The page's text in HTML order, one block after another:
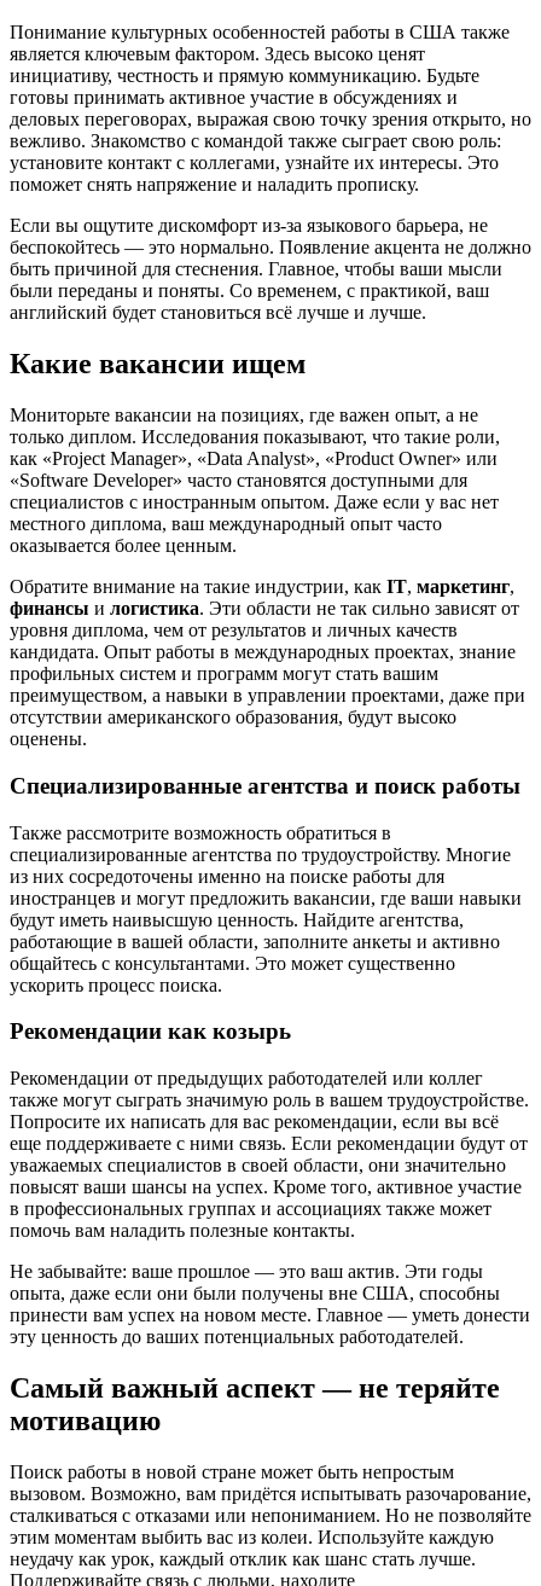
Понимание культурных особенностей работы в США также
является ключевым фактором. Здесь высоко ценят
инициативу, честность и прямую коммуникацию. Будьте
готовы принимать активное участие в обсуждениях и
деловых переговорах, выражая свою точку зрения открыто, но
вежливо. Знакомство с командой также сыграет свою роль:
установите контакт с коллегами, узнайте их интересы. Это
поможет снять напряжение и наладить прописку.
Если вы ощутите дискомфорт из-за языкового барьера, не
беспокойтесь — это нормально. Появление акцента не должно
быть причиной для стеснения. Главное, чтобы ваши мысли
были переданы и поняты. Со временем, с практикой, ваш
английский будет становиться всё лучше и лучше.
Какие вакансии ищем
Мониторьте вакансии на позициях, где важен опыт, а не
только диплом. Исследования показывают, что такие роли,
как «Project Manager», «Data Analyst», «Product Owner» или
«Software Developer» часто становятся доступными для
специалистов с иностранным опытом. Даже если у вас нет
местного диплома, ваш международный опыт часто
оказывается более ценным.
Обратите внимание на такие индустрии, как IT, маркетинг,
финансы и логистика. Эти области не так сильно зависят от
уровня диплома, чем от результатов и личных качеств
кандидата. Опыт работы в международных проектах, знание
профильных систем и программ могут стать вашим
преимуществом, а навыки в управлении проектами, даже при
отсутствии американского образования, будут высоко
оценены.
Специализированные агентства и поиск работы
Также рассмотрите возможность обратиться в
специализированные агентства по трудоустройству. Многие
из них сосредоточены именно на поиске работы для
иностранцев и могут предложить вакансии, где ваши навыки
будут иметь наивысшую ценность. Найдите агентства,
работающие в вашей области, заполните анкеты и активно
общайтесь с консультантами. Это может существенно
ускорить процесс поиска.
Рекомендации как козырь
Рекомендации от предыдущих работодателей или коллег
также могут сыграть значимую роль в вашем трудоустройстве.
Попросите их написать для вас рекомендации, если вы всё
еще поддерживаете с ними связь. Если рекомендации будут от
уважаемых специалистов в своей области, они значительно
повысят ваши шансы на успех. Кроме того, активное участие
в профессиональных группах и ассоциациях также может
помочь вам наладить полезные контакты.
Не забывайте: ваше прошлое — это ваш актив. Эти годы
опыта, даже если они были получены вне США, способны
принести вам успех на новом месте. Главное — уметь донести
эту ценность до ваших потенциальных работодателей.
Самый важный аспект — не теряйте
мотивацию
Поиск работы в новой стране может быть непростым
вызовом. Возможно, вам придётся испытывать разочарование,
сталкиваться с отказами или непониманием. Но не позволяйте
этим моментам выбить вас из колеи. Используйте каждую
неудачу как урок, каждый отклик как шанс стать лучше.
Поддерживайте связь с людьми, находите